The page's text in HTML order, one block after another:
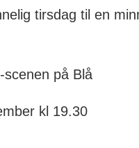
tirsdag til en
scenen på Blå
kl 19.30